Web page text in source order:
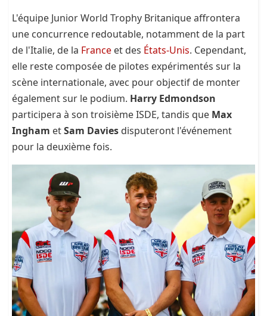
L'équipe Junior World Trophy Britanique affrontera
une concurrence redoutable, notamment de la part
de l'Italie, de la France et des États-Unis. Cependant,
elle reste composée de pilotes expérimentés sur la
scène internationale, avec pour objectif de monter
également sur le podium. Harry Edmondson
participera à son troisième ISDE, tandis que Max
Ingham etSam Davies disputeront l'événement
pour la deuxième fois.